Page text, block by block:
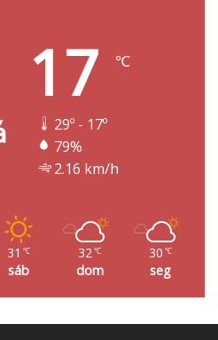
17 ℃
29º - 17º
79%
2.16 km/h
31 ℃
sáb
32℃
dom
30 ℃
seg